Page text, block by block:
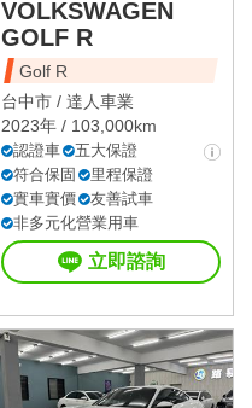
VOLKSWAGEN
GOLF R
Golf R
台中市 / 達人車業
2023年 / 103,000km
認證車
五大保證
符合保固
里程保證
實車實價
友善試車
非多元化營業用車
立即諮詢